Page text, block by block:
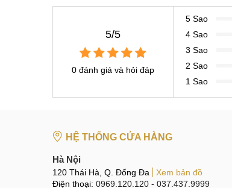
5/5
0 đánh giá và hỏi đáp
5 Sao
4 Sao
3 Sao
2 Sao
1 Sao
HỆ THỐNG CỬA HÀNG
Hà Nội
120 Thái Hà, Q. Đống Đa
Xem bản đồ
Điện thoại: 0969.120.120 - 037.437.9999